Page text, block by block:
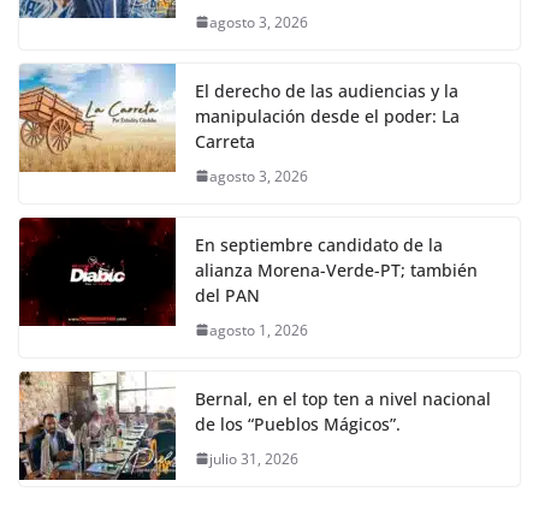
agosto 3, 2026
El derecho de las audiencias y la
manipulación desde el poder: La
Carreta
agosto 3, 2026
En septiembre candidato de la
alianza Morena-Verde-PT; también
del PAN
agosto 1, 2026
Bernal, en el top ten a nivel nacional
de los “Pueblos Mágicos”.
julio 31, 2026